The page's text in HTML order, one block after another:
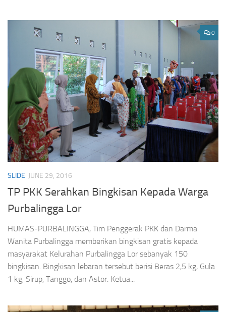
0
SLIDE JUNE 29, 2016
TP PKK Serahkan Bingkisan Kepada Warga
Purbalingga Lor
HUMAS-PURBALINGGA, Tim Penggerak PKK dan Darma
Wanita Purbalingga memberikan bingkisan gratis kepada
masyarakat Kelurahan Purbalingga Lor sebanyak 150
bingkisan. Bingkisan lebaran tersebut berisi Beras 2,5 kg, Gula
1 kg, Sirup, Tanggo, dan Astor. Ketua...